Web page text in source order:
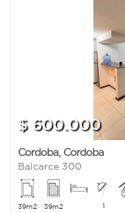
$ 600.000
Cordoba, Cordoba
Balcarce 300
39m2 39m2 1